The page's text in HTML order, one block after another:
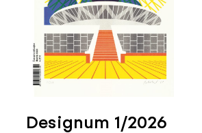
Designum 1/2026